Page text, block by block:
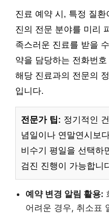
진료 예약 시, 특정 질
진의 전문 분야를 미리
족스러운 진료를 받을
약을 담당하는 전화번
해당 진료과의 전문의
입니다.
전문가 팁: 정기적인
념일이나 연말연시보
비수기 평일을 선택하
검진 진행이 가능합니
예약 변경 알림 활용:
어려운 경우, 취소표